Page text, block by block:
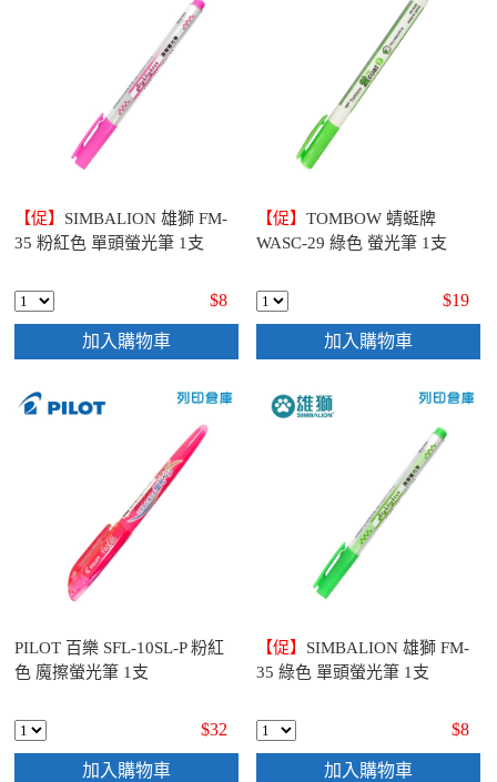
【促】 SIMBALION 雄獅 FM-
35 粉紅色 單頭螢光筆 1支
$8
加入購物車
【促】TOMBOW 蜻蜓牌
WASC-29 綠色 螢光筆 1支
$19
加入購物車
PILOT 百樂 SFL-10SL-P 粉紅
色 魔擦螢光筆 1支
$32
加入購物車
【促】 SIMBALION 雄獅 FM-
35 綠色 單頭螢光筆 1支
$8
加入購物車